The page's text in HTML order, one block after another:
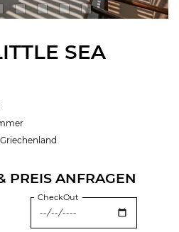
SEA
PREIS ANFRAGEN
CheckOut